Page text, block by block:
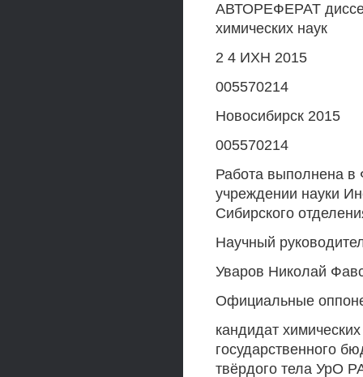
АВТОРЕФЕРАТ
химических наук
2 4 ИХН 2015
005570214
Новосибирск 2015
005570214
Работа выполнена в
учреждении науки
Сибирского
Научный
Уваров Николай
Официальные
кандидат
государственного
твёрдого тела УрО